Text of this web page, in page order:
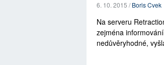
6. 10. 2015 /Boris Cvek
Na serveru
zejména
nedůvěryhodné,